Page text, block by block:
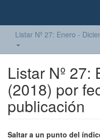
Listar Nº 27: Enero -
Listar Nº 27:
(2018) por
publicación
Saltar a un punto del